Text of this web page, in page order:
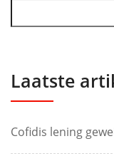
Laatste
Cofidis lening